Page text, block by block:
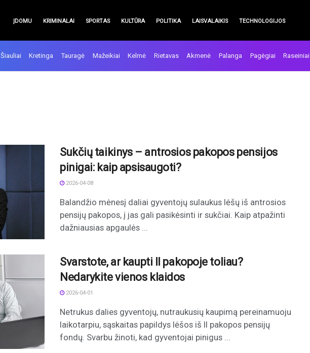
ĮDOMU KRIMINALAI SPORTAS KULTŪRA POLITIKA LAISVALAIKIS TECHNOLOGIJOS
Šiauliai Kretinga Tauragė Mažeikiai Kelmė Rietavas Akmenė Palanga Pagėgiai Raseiniai
Sukčių taikinys – antrosios pakopos pensijos
pinigai: kaip apsisaugoti?
2026-04-08
Balandžio mėnesį daliai gyventojų sulaukus lėšų iš antrosios
pensijų pakopos, į jas gali pasikėsinti ir sukčiai. Kaip atpažinti
dažniausias apgaulės ...
Svarstote, ar kaupti II pakopoje toliau?
Nedarykite vienos klaidos
2026-04-01
Netrukus dalies gyventojų, nutraukusių kaupimą pereinamuoju
laikotarpiu, sąskaitas papildys lėšos iš II pakopos pensijų
fondų. Svarbu žinoti, kad gyventojai pinigus ...